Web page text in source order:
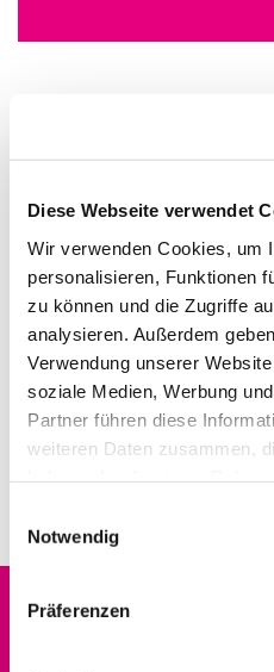
Diese Webseite verwendet
Wir verwenden Cookies, um
personalisieren, Funktionen
zu können und die Zugriffe
analysieren. Außerdem
Verwendung unserer
soziale Medien, Werbung
Partner führen diese
weiteren Daten zusammen,
n
Notwendig
Präferenzen